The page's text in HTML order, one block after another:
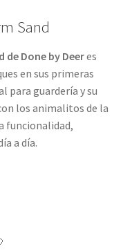
Sand
Done by Deeres
en sus primeras
para guardería y su
los animalitos de la
funcionalidad,
a día.